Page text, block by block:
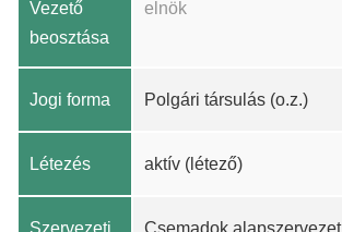
Vezető
beosztása
elnök
Jogi forma Polgári társulás (o.z.)
Létezés aktív (létező)
Szervezeti
Csemadok alapszervezet